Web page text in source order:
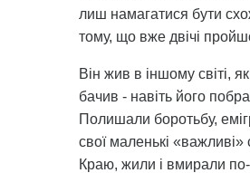
лиш намагатися бути
тому, що вже двічі
Він жив в іншому світі,
бачив - навіть його
Полишали боротьбу,
свої маленькі
Краю, жили і вмирали